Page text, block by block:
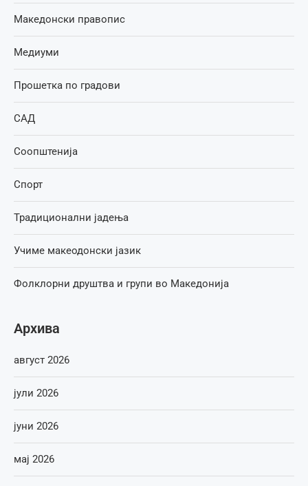
Македонски правопис
Медиуми
Прошетка по градови
САД
Соопштенија
Спорт
Традиционални јадења
Учиме макеодонски јазик
Фолклорни друштва и групи во Македонија
Архива
август 2026
јули 2026
јуни 2026
мај 2026